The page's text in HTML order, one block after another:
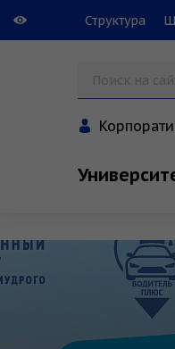
Структура